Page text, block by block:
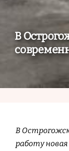
В
В
работу